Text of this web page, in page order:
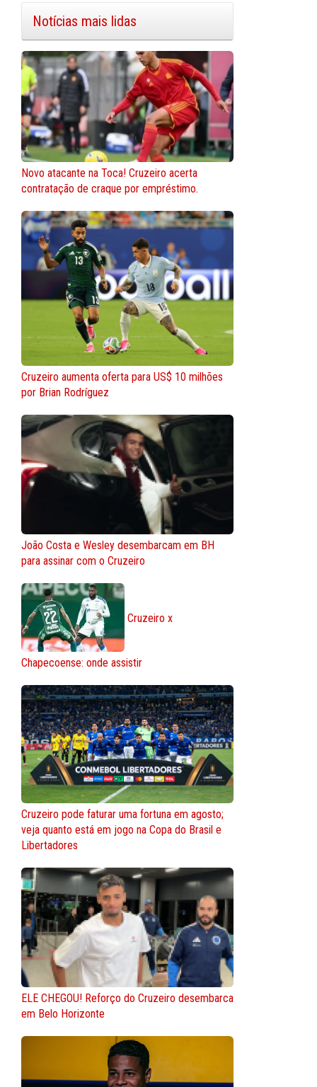
Notícias mais lidas
Novo atacante na Toca! Cruzeiro acerta
contratação de craque por empréstimo.
Cruzeiro aumenta oferta para US$ 10 milhões
por Brian Rodríguez
João Costa e Wesley desembarcam em BH
para assinar com o Cruzeiro
Cruzeiro x
Chapecoense: onde assistir
Cruzeiro pode faturar uma fortuna em agosto;
veja quanto está em jogo na Copa do Brasil e
Libertadores
ELE CHEGOU! Reforço do Cruzeiro desembarca
em Belo Horizonte